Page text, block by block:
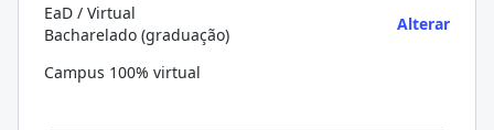
EaD / Virtual
Bacharelado (graduação)
Alterar
Campus 100% virtual